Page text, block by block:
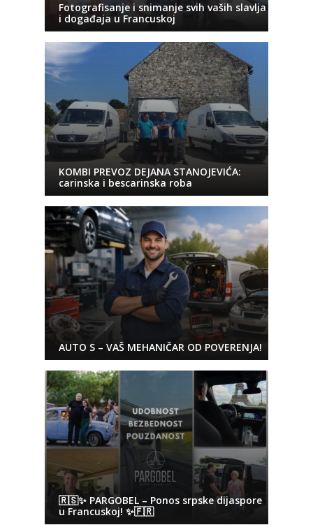
Fotografisanje i snimanje svih vaših slavlja
i događaja u Francuskoj
KOMBI PREVOZ DEJANA STANOJEVIĆA:
carinska i bescarinska roba
AUTO S – VAŠ MEHANIČAR OD POVERENJA!
🇷🇸✨ PARGOBEL – Ponos srpske dijaspore
u Francuskoj! ✨🇫🇷